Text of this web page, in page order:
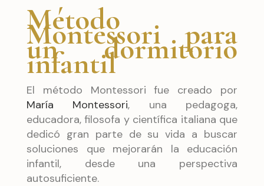
Método
Montessori para
un dormitorio
infantil
El método Montessori fue creado por
María Montessori, una pedagoga,
educadora, filosofa y científica italiana que
dedicó gran parte de su vida a buscar
soluciones que mejorarán la educación
infantil, desde una perspectiva
autosuficiente.